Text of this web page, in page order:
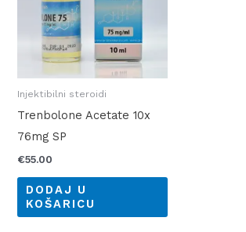
Injektibilni steroidi
Trenbolone Acetate 10x
76mg SP
€55.00
DODAJ U
KOŠARICU